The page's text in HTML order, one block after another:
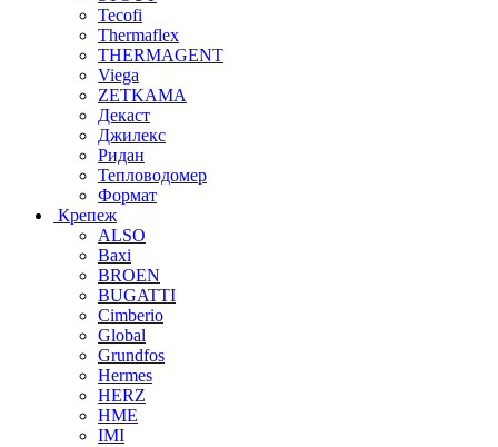
Tecofi
Thermaflex
THERMAGENT
Viega
ZETKAMA
Декаст
Джилекс
Ридан
Тепловодомер
Формат
Крепеж
ALSO
Baxi
BROEN
BUGATTI
Cimberio
Global
Grundfos
Hermes
HERZ
HME
IMI